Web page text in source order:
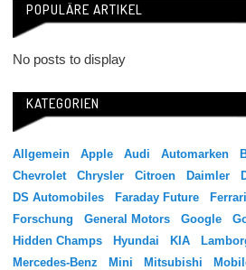
POPULÄRE ARTIKEL
No posts to display
KATEGORIEN
Allgemein Apple Audi Automarken
Chevrolet
Chrysler Citroen Daimler
DS Automobiles
Faraday Future Ferrari
Forschung
General Motors Google
Hidden Champs
Hyundai KIA
Mercedes-Benz
Mini Mitsubishi